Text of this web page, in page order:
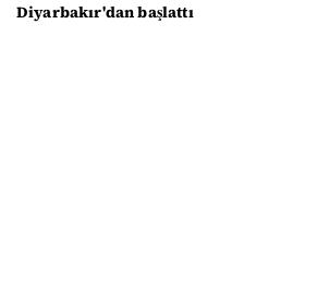
Diyarbakır'dan başlattı